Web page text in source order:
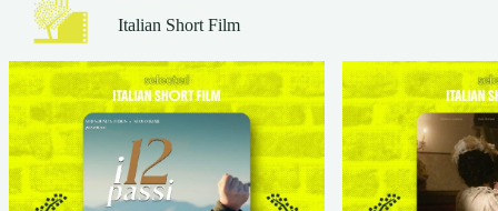
Italian Short Film